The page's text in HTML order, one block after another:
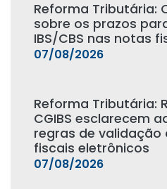
Reforma Tributária:
sobre os prazos
IBS/CBS nas notas
07/08/2026
Reforma Tributária:
CGIBS esclarecem
regras de
fiscais eletrônicos
07/08/2026